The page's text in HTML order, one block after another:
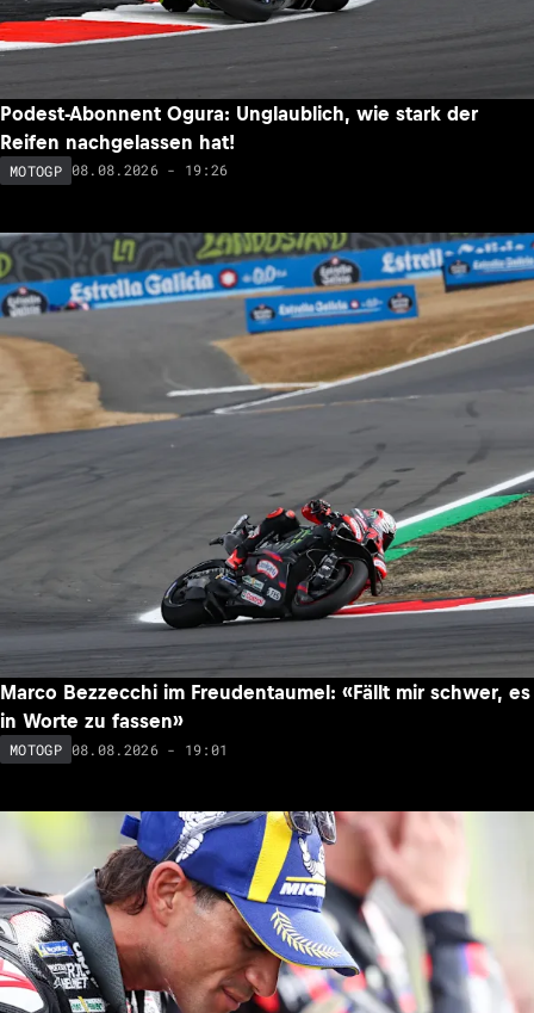
Podest-Abonnent Ogura: Unglaublich, wie stark der
Reifen nachgelassen hat!
MOTOGP 08.08.2026 - 19:26
Marco Bezzecchi im Freudentaumel: «Fällt mir schwer, es
in Worte zu fassen»
MOTOGP 08.08.2026 - 19:01